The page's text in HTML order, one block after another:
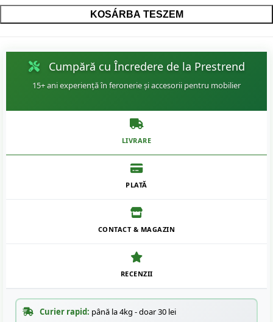
KOSÁRBA TESZEM
Cumpără cu Încredere de la Prestrend
15+ ani experiență în feronerie și accesorii pentru mobilier
LIVRARE
PLATĂ
CONTACT & MAGAZIN
RECENZII
Curier rapid: până la 4kg - doar 30 lei